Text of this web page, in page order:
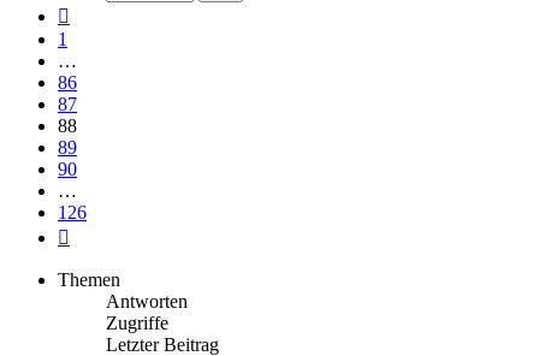
1
…
86
87
88
89
90
…
126
Themen
Antworten
Zugriffe
Letzter Beitrag